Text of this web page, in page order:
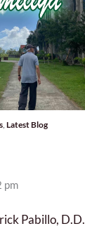
Latest Blog
pm
Pabillo, D.D.